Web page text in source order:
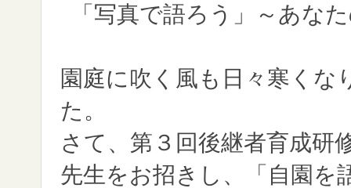
「写真で語ろう」～あな
園庭に吹く風も日々寒くな
た。
さて、第３回後継者育成研
先生をお招きし、「自園を